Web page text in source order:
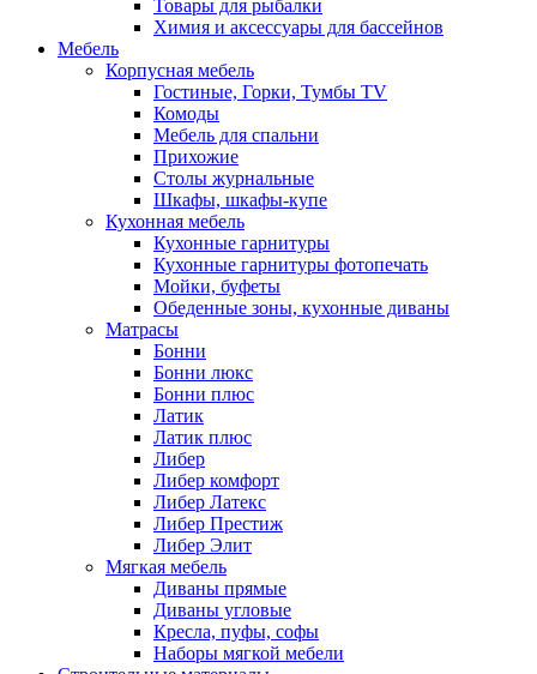
Товары для рыбалки
Химия и аксессуары для бассейнов
Мебель
Корпусная мебель
Гостиные, Горки, Тумбы TV
Комоды
Мебель для спальни
Прихожие
Столы журнальные
Шкафы, шкафы-купе
Кухонная мебель
Кухонные гарнитуры
Кухонные гарнитуры фотопечать
Мойки, буфеты
Обеденные зоны, кухонные диваны
Матрасы
Бонни
Бонни люкс
Бонни плюс
Латик
Латик плюс
Либер
Либер комфорт
Либер Латекс
Либер Престиж
Либер Элит
Мягкая мебель
Диваны прямые
Диваны угловые
Кресла, пуфы, софы
Наборы мягкой мебели